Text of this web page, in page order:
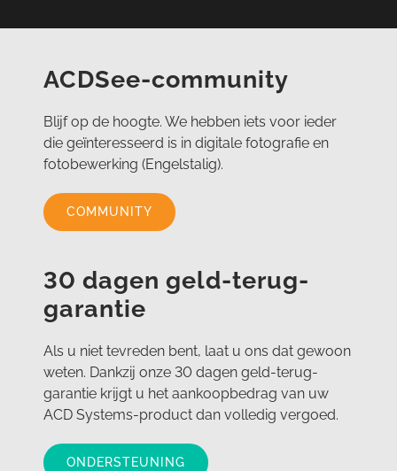
ACDSee-community
Blijf op de hoogte. We hebben iets voor ieder
die geïnteresseerd is in digitale fotografie en
fotobewerking (Engelstalig).
COMMUNITY
30 dagen geld-terug-
garantie
Als u niet tevreden bent, laat u ons dat gewoon
weten. Dankzij onze 30 dagen geld-terug-
garantie krijgt u het aankoopbedrag van uw
ACD Systems-product dan volledig vergoed.
ONDERSTEUNING